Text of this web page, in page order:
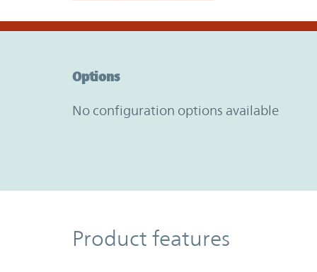
Options
No configuration options available
Product Features
Product features